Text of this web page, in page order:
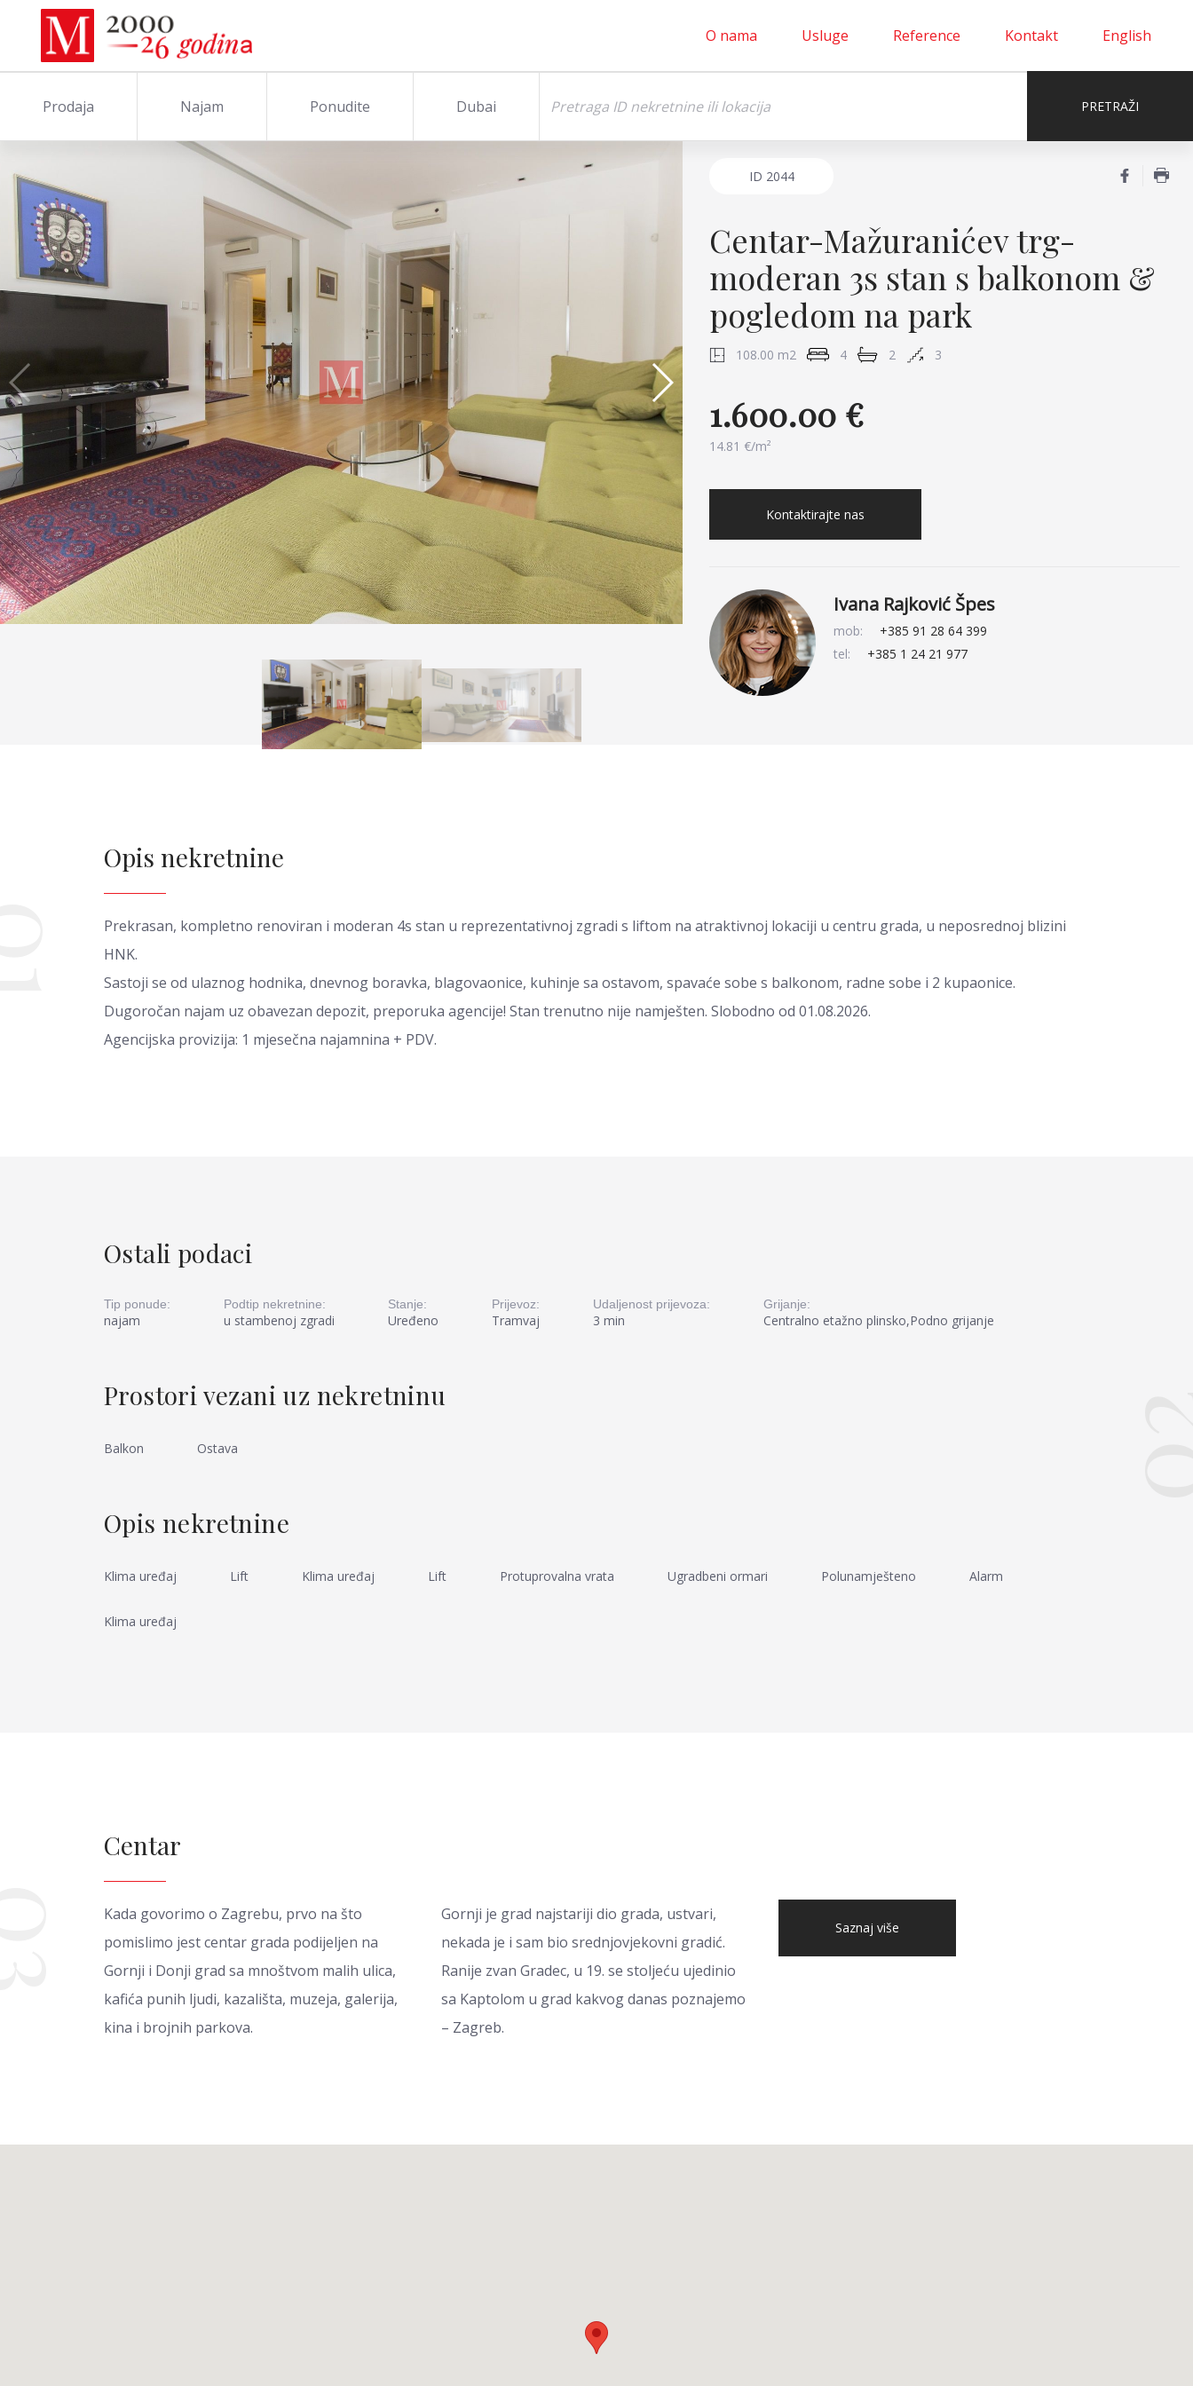
O nama Usluge Reference Kontakt English
Prodaja Najam Ponudite Dubai
ID 2044
Centar-Mažuranićev trg-
moderan 3s stan s balkonom &
pogledom na park
108.00 m2 4 2 3
1.600.00 €
14.81 €/m²
Kontaktirajte nas
Ivana Rajković Špes
mob:
+385 91 28 64 399
tel:
+385 1 24 21 977
Opis nekretnine
Prekrasan, kompletno renoviran i moderan 4s stan u reprezentativnoj zgradi s liftom na atraktivnoj lokaciji u centru grada, u neposrednoj blizini
HNK.
Sastoji se od ulaznog hodnika, dnevnog boravka, blagovaonice, kuhinje sa ostavom, spavaće sobe s balkonom, radne sobe i 2 kupaonice.
Dugoročan najam uz obavezan depozit, preporuka agencije! Stan trenutno nije namješten. Slobodno od 01.08.2026.
Agencijska provizija: 1 mjesečna najamnina + PDV.
Ostali podaci
Tip ponude:
najam
Podtip nekretnine:
u stambenoj zgradi
Stanje:
Uređeno
Prijevoz:
Tramvaj
Udaljenost prijevoza:
3 min
Grijanje:
Centralno etažno plinsko,Podno grijanje
Prostori vezani uz nekretninu
Balkon Ostava
Opis nekretnine
Klima uređaj Lift Klima uređaj Lift Protuprovalna vrata Ugradbeni ormari Polunamješteno Alarm
Klima uređaj
Centar
Kada govorimo o Zagrebu, prvo na što
pomislimo jest centar grada podijeljen na
Gornji i Donji grad sa mnoštvom malih ulica,
kafića punih ljudi, kazališta, muzeja, galerija,
kina i brojnih parkova.
Gornji je grad najstariji dio grada, ustvari,
nekada je i sam bio srednjovjekovni gradić.
Ranije zvan Gradec, u 19. se stoljeću ujedinio
sa Kaptolom u grad kakvog danas poznajemo
– Zagreb.
Saznaj više